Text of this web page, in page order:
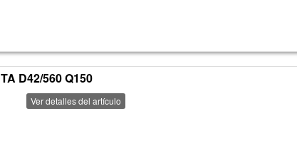
D42/560 Q150
Ver detalles del artículo